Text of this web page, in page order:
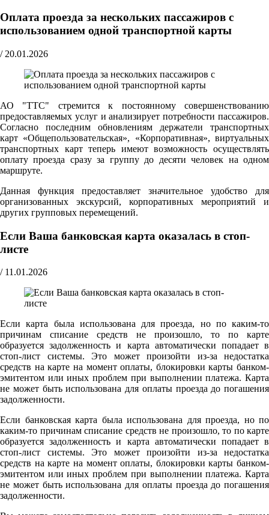
Оплата проезда за нескольких пассажиров с
использованием одной транспортной карты
/ 20.01.2026
АО "ТТС" стремится к постоянному совершенствованию
предоставляемых услуг и анализирует потребности пассажиров.
Согласно последним обновлениям держатели транспортных
карт «Общепользовательская», «Корпоративная», виртуальных
транспортных карт теперь имеют возможность осуществлять
оплату проезда сразу за группу до десяти человек на одном
маршруте.
Данная функция предоставляет значительное удобство для
организованных экскурсий, корпоративных мероприятий и
других групповых перемещений.
Если Ваша банковская карта оказалась в стоп-
листе
/ 11.01.2026
Если карта была использована для проезда, но по каким-то
причинам списание средств не произошло, то по карте
образуется задолженность и карта автоматически попадает в
стоп-лист системы. Это может произойти из-за недостатка
средств на карте на момент оплаты, блокировки карты банком-
эмитентом или иных проблем при выполнении платежа. Карта
не может быть использована для оплаты проезда до погашения
задолженности.
Если банковская карта была использована для проезда, но по
каким-то причинам списание средств не произошло, то по карте
образуется задолженность и карта автоматически попадает в
стоп-лист системы. Это может произойти из-за недостатка
средств на карте на момент оплаты, блокировки карты банком-
эмитентом или иных проблем при выполнении платежа. Карта
не может быть использована для оплаты проезда до погашения
задолженности.